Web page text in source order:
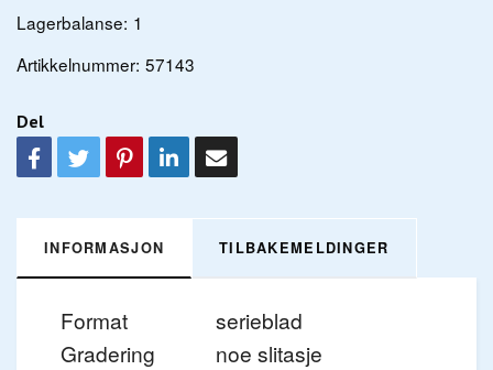
Lagerbalanse: 1
Artikkelnummer: 57143
Del
INFORMASJON TILBAKEMELDINGER
Format
serieblad
Gradering
noe slitasje